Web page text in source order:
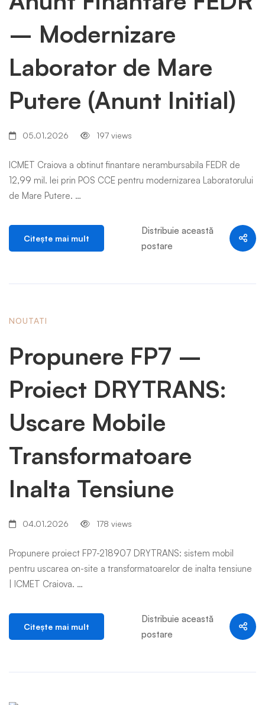
– Modernizare
Laborator de Mare
Putere (Anunt Initial)
05.01.2026 197 views
ICMET Craiova a obtinut finantare nerambursabila FEDR de
12,99 mil. lei prin POS CCE pentru modernizarea Laboratorului
de Mare Putere. …
Citeşte mai mult
Distribuie această
postare
NOUTATI
Propunere FP7 –
Proiect DRYTRANS:
Uscare Mobile
Transformatoare
Inalta Tensiune
04.01.2026 178 views
Propunere proiect FP7-218907 DRYTRANS: sistem mobil
pentru uscarea on-site a transformatoarelor de inalta tensiune
| ICMET Craiova. …
Citeşte mai mult
Distribuie această
postare